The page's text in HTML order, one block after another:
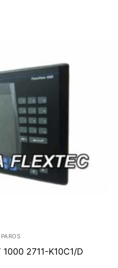
1000 2711-K10C1/D